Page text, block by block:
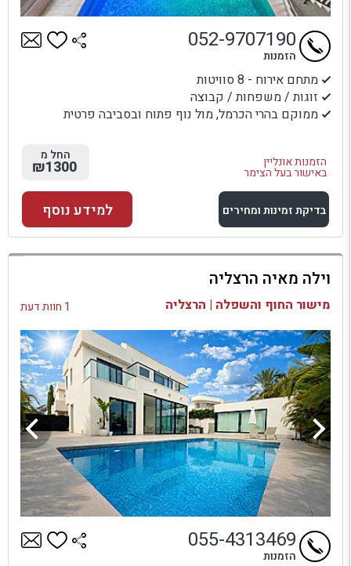
מתחם אירוח - 8 סוויטות
זוגות / משפחות / קבוצה
ממוקם בהרי הכרמל, מול נוף פתוח ובסביבה פרטית
הזמנות אונליין
באישור בעל הצימר
052-9707190
הזמנות
החל מ
₪1300
בדיקת זמינות ומחירים
למתחם זה
בדיקת זמינות ומחירים
למידע נוסף
וילה מאיה הרצליה
מישור החוף והשפלה | הרצליה 1 חוות דעת
055-4313469
הזמנות